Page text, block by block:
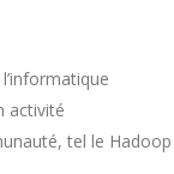
activité
tel le Hadoop